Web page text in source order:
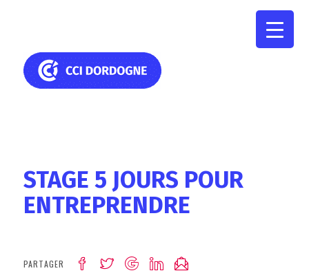
STAGE 5 JOURS POUR
ENTREPRENDRE
PARTAGER